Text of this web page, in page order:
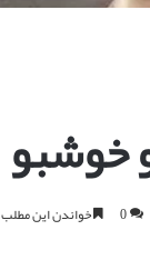
خوشبو
0 خواندن این مطلب 3 دقیقه زمان میبرد